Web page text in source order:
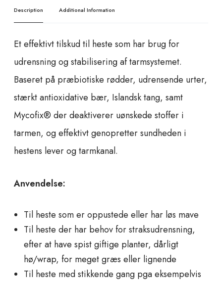
a
c
e
u
a
t
i
Description Additional Information
Et effektivt tilskud til heste som har brug for
udrensning og stabilisering af tarmsystemet.
Baseret på præbiotiske rødder, udrensende urter,
stærkt antioxidative bær, Islandsk tang, samt
Mycofix® der deaktiverer uønskede stoffer i
tarmen, og effektivt genopretter sundheden i
hestens lever og tarmkanal.
Anvendelse:
Til heste som er oppustede eller har løs mave
Til heste der har behov for straksudrensning,
efter at have spist giftige planter, dårligt
hø/wrap, for meget græs eller lignende
Til heste med stikkende gang pga eksempelvis